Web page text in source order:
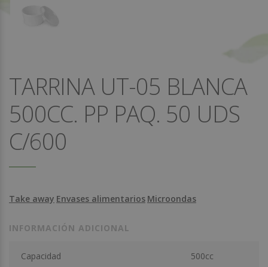
TARRINA UT-05 BLANCA
500CC. PP PAQ. 50 UDS
C/600
Take away Envases alimentarios Microondas
INFORMACIÓN ADICIONAL
Capacidad 500cc